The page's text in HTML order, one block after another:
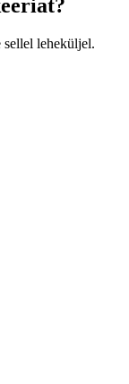
sellel leheküljel.